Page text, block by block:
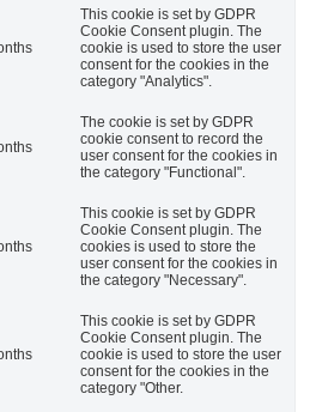
This cookie is set by GDPR
Cookie Consent plugin. The
cookie is used to store the user
consent for the cookies in the
category "Analytics".
The cookie is set by GDPR
cookie consent to record the
user consent for the cookies in
the category "Functional".
This cookie is set by GDPR
Cookie Consent plugin. The
cookies is used to store the
user consent for the cookies in
the category "Necessary".
This cookie is set by GDPR
Cookie Consent plugin. The
cookie is used to store the user
consent for the cookies in the
category "Other.